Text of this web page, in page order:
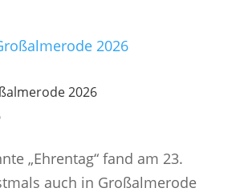
2026
„Ehrentag“ fand am 23.
auch in Großalmerode